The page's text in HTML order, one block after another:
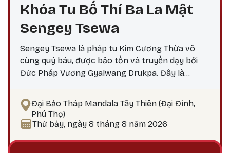
Khóa Tu Bố Thí Ba La Mật
Sengey Tsewa
Sengey Tsewa là pháp tu Kim Cương Thừa vô
cùng quý báu, được bảo tồn và truyền dạy bởi
Đức Pháp Vương Gyalwang Drukpa. Đây là
phiền não bám chấp khổ đau Tích lũy công đức,
hướng tới giác ngộ Tại sao nên thực hành vào
ngày 25? Theo lịch Kim Cương Thừa, ngày 25 là
Đại Bảo Tháp Mandala Tây Thiên (Đại Đình,
Phú Thọ)
Thứ bảy, ngày 8 tháng 8 năm 2026